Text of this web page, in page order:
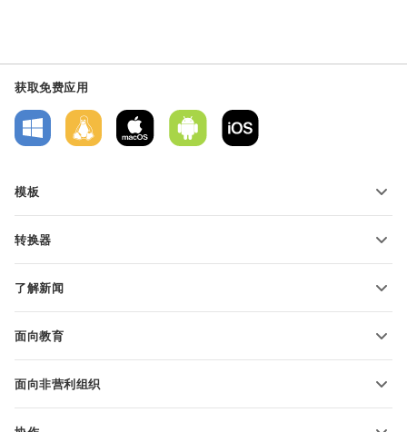
获取免费应用
模板
文本文档模板
转换器
转换电子表格
了解新闻
面向教育
适用于教育人士
面向非营利组织